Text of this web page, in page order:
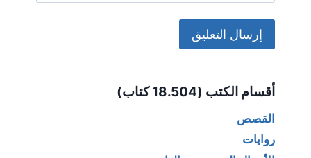
أقسام الكتب (18.504 كتاب)
القصص
روايات